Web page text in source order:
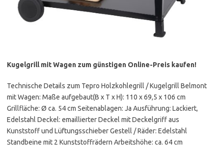
Kugelgrill mit Wagen zum günstigen Online-Preis kaufen!
Technische Details zum Tepro Holzkohlegrill / Kugelgrill Belmont
mit Wagen: Maße aufgebaut(B x T x H): 110 x 69,5 x 106 cm
Grillfläche: Ø ca. 54 cm Seitenablagen: Ja Ausführung: Lackiert,
Edelstahl Deckel: emaillierter Deckel mit Deckelgriff aus
Kunststoff und Lüftungsschieber Gestell / Räder: Edelstahl
Standbeine mit 2 Kunststoffrädern Arbeitshöhe: ca. 64 cm